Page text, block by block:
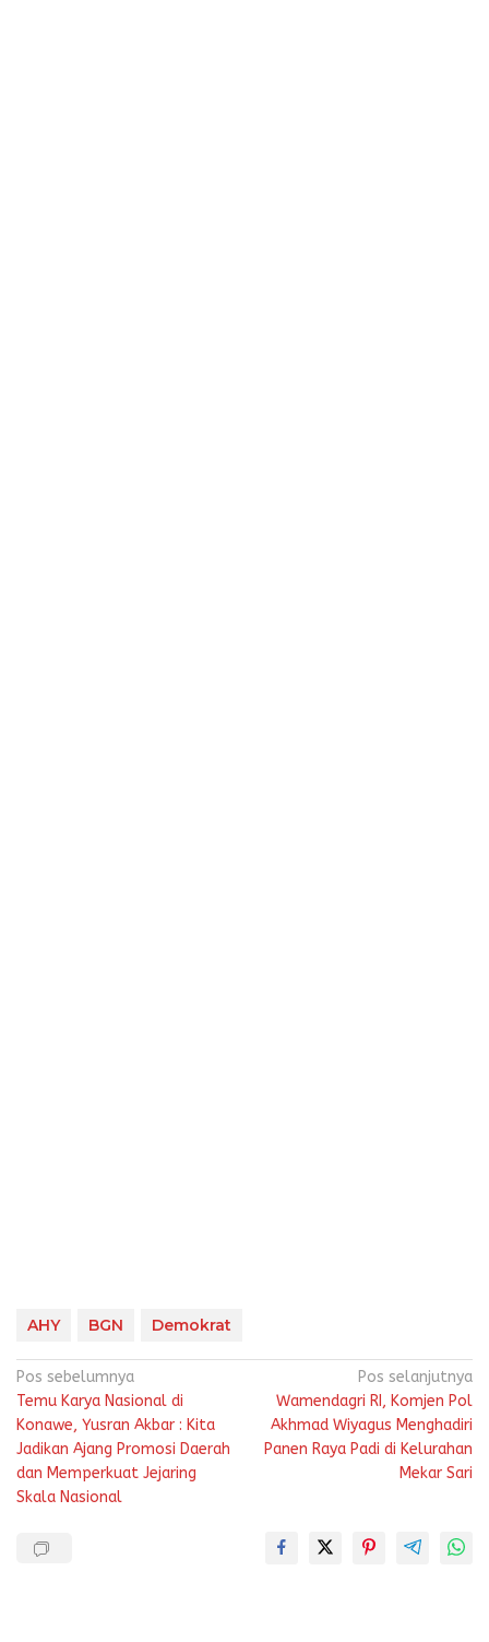
AHY BGN Demokrat
Navigasi
pos
Pos sebelumnya
Temu Karya Nasional di
Konawe, Yusran Akbar : Kita
Jadikan Ajang Promosi Daerah
dan Memperkuat Jejaring
Skala Nasional
Pos selanjutnya
Wamendagri RI, Komjen Pol
Akhmad Wiyagus Menghadiri
Panen Raya Padi di Kelurahan
Mekar Sari